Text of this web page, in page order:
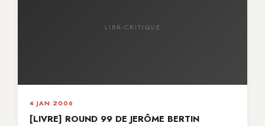
LIBR-CRITIQUE
4 JAN 2006
[LIVRE] ROUND 99 DE JERÔME BERTIN